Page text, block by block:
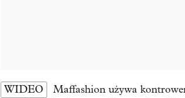
WIDEO
Maffashion używa